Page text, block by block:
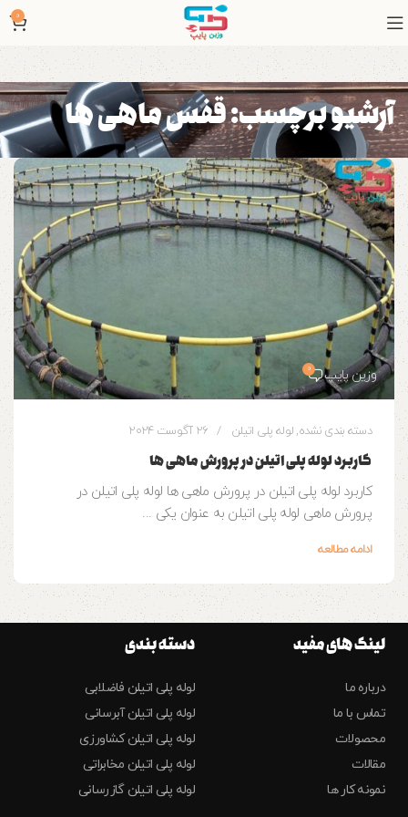
0
آرشیو برچسب: قفس ماهی ها
وزین پایپ 0
دسته بندی نشده, لوله پلی اتیلن 26 آگوست 2024
کاربرد لوله پلی اتیلن در پرورش ماهی ها
کاربرد لوله پلی اتیلن در پرورش ماهی ها لوله پلی اتیلن در
پرورش ماهی لوله پلی اتیلن به عنوان یکی ...
ادامه مطالعه
لینک های مفید
درباره ما
تماس با ما
محصولات
مقالات
نمونه کار ها
دسته بندی
لوله پلی اتیلن فاضلابی
لوله پلی اتیلن آبرسانی
لوله پلی اتیلن کشاورزی
لوله پلی اتیلن مخابراتی
لوله پلی اتیلن گازرسانی